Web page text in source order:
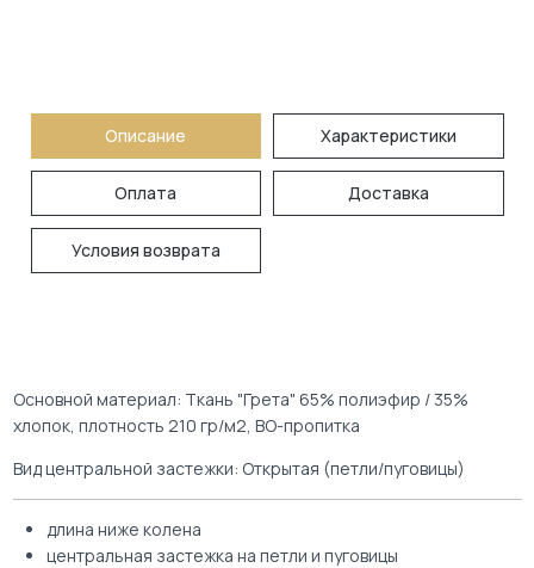
Описание Характеристики
Оплата Доставка
Условия возврата
Основной материал: Ткань "Грета" 65% полиэфир / 35%
хлопок, плотность 210 гр/м2, ВО-пропитка
Вид центральной застежки: Открытая (петли/пуговицы)
длина ниже колена
центральная застежка на петли и пуговицы